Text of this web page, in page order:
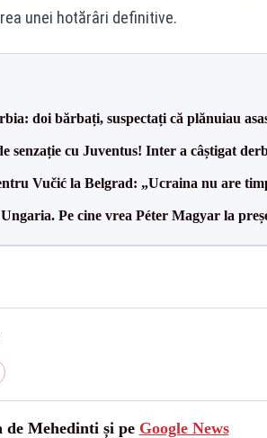
unei hotărâri definitive.
doi bărbați, suspectați că plănuiau
senzație cu Juventus! Inter a câștigat
Vučić la Belgrad: „Ucraina nu are
Pe cine vrea Péter Magyar la
de Mehedinti și pe Google News